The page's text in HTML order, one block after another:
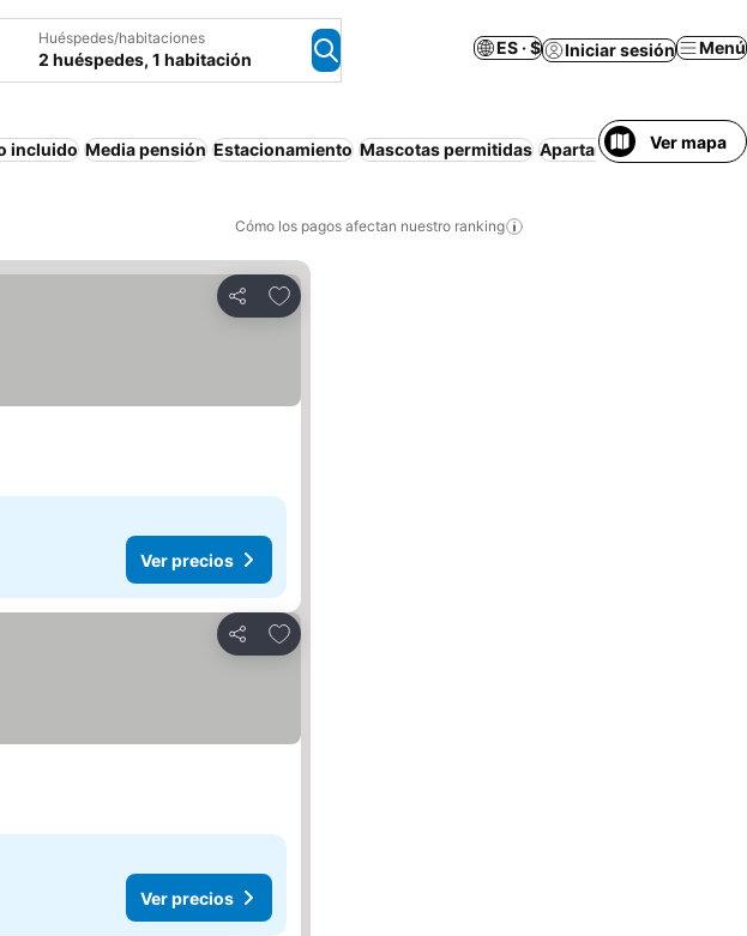
Huéspedes/habitaciones
2 huéspedes, 1 habitación
ES · $ Iniciar sesión Menú
incluido Media pensión Estacionamiento Mascotas permitidas Apartamento amueblado
Ver mapa
Cómo los pagos afectan nuestro ranking
Compartir
Agregar a favoritos
Ver precios
Compartir
Agregar a favoritos
Ver precios